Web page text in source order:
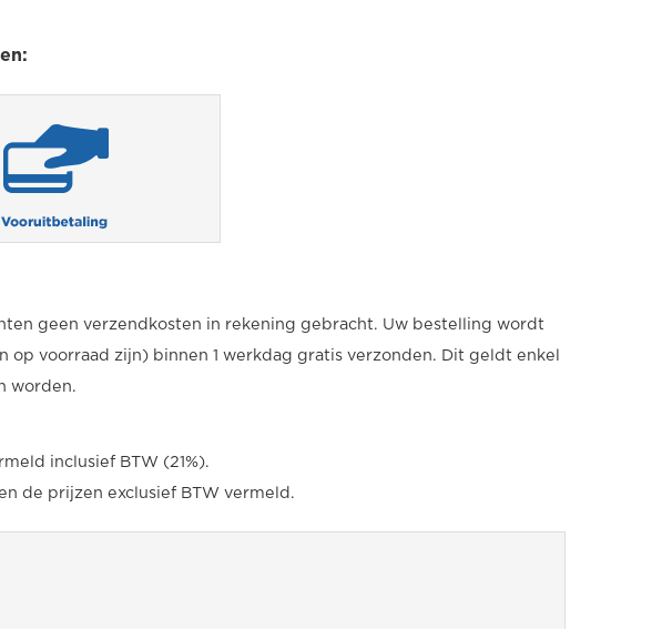
geen verzendkosten in rekening gebracht. Uw bestelling wordt
voorraad zijn) binnen 1 werkdag gratis verzonden. Dit geldt enkel
worden.
inclusief BTW (21%).
de prijzen exclusief BTW vermeld.